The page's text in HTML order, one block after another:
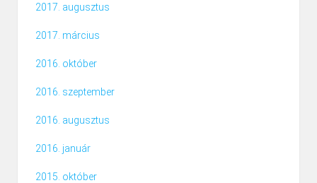
2017. augusztus
2017. március
2016. október
2016. szeptember
2016. augusztus
2016. január
2015. október